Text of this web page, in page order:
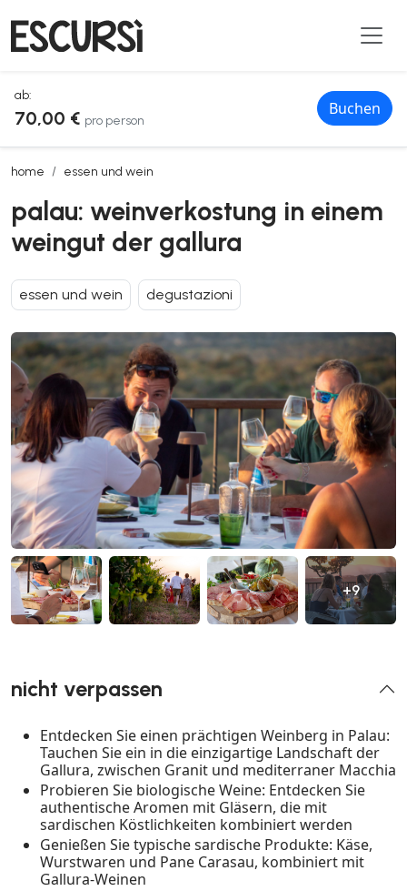
ab:
70,00 € pro person
Buchen
home essen und wein
palau: weinverkostung in einem weingut der gallura
palau: weinverkostung in einem
weingut der gallura
essen und wein degustazioni
+9
nicht verpassen
Entdecken Sie einen prächtigen Weinberg in Palau:
Tauchen Sie ein in die einzigartige Landschaft der
Gallura, zwischen Granit und mediterraner Macchia
Probieren Sie biologische Weine: Entdecken Sie
authentische Aromen mit Gläsern, die mit
sardischen Köstlichkeiten kombiniert werden
Genießen Sie typische sardische Produkte: Käse,
Wurstwaren und Pane Carasau, kombiniert mit
Gallura-Weinen